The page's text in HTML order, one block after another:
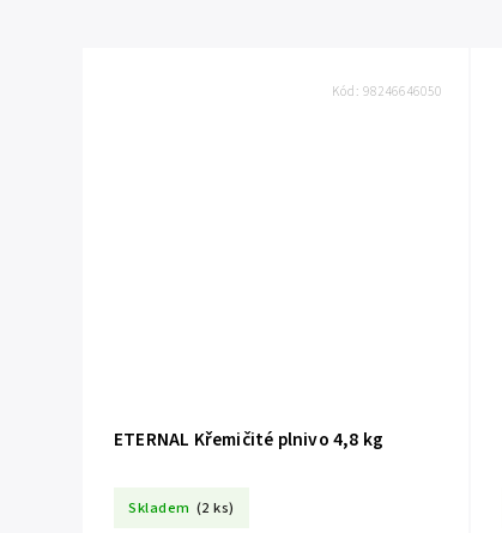
ETERNAL Křemičité plnivo 4,8 kg
Skladem (2 ks)
Kód:98246646050